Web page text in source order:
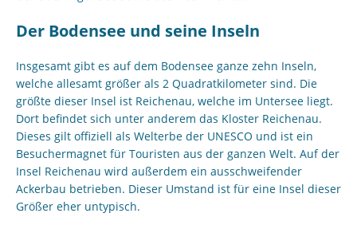
Der Bodensee und seine Inseln
Insgesamt gibt es auf dem Bodensee ganze zehn Inseln,
welche allesamt größer als 2 Quadratkilometer sind. Die
größte dieser Insel ist Reichenau, welche im Untersee liegt.
Dort befindet sich unter anderem das Kloster Reichenau.
Dieses gilt offiziell als Welterbe der UNESCO und ist ein
Besuchermagnet für Touristen aus der ganzen Welt. Auf der
Insel Reichenau wird außerdem ein ausschweifender
Ackerbau betrieben. Dieser Umstand ist für eine Insel dieser
Größer eher untypisch.